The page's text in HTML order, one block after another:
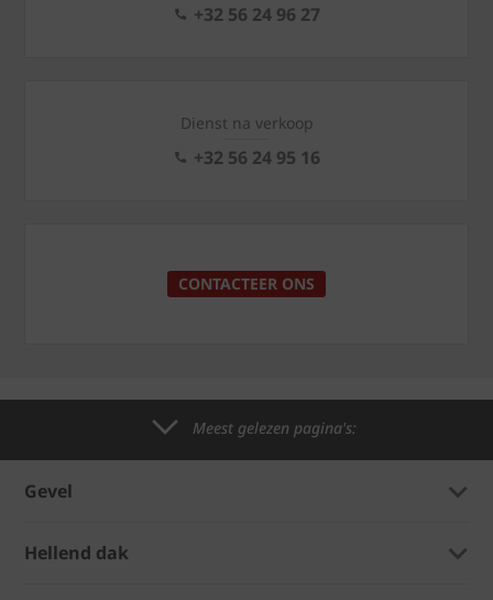
+32 56 24 96 27
Dienst na verkoop
+32 56 24 95 16
CONTACTEER ONS
Meest gelezen pagina's:
Gevel
Hellend dak